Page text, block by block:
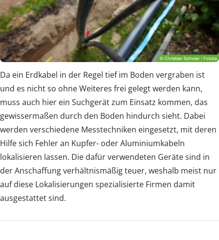
Da ein Erdkabel in der Regel tief im Boden vergraben ist
und es nicht so ohne Weiteres frei gelegt werden kann,
muss auch hier ein Suchgerät zum Einsatz kommen, das
gewissermaßen durch den Boden hindurch sieht. Dabei
werden verschiedene Messtechniken eingesetzt, mit deren
Hilfe sich Fehler an Kupfer- oder Aluminiumkabeln
lokalisieren lassen. Die dafür verwendeten Geräte sind in
der Anschaffung verhältnismäßig teuer, weshalb meist nur
auf diese Lokalisierungen spezialisierte Firmen damit
ausgestattet sind.